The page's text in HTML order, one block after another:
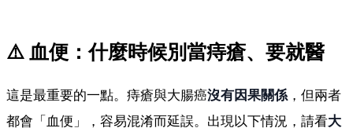
⚠️ 血便：什麼時候別當痔瘡、要就醫
這是最重要的一點。痔瘡與大腸癌沒有因果關係，但兩者
都會「血便」，容易混淆而延誤。出現以下情況，請看大